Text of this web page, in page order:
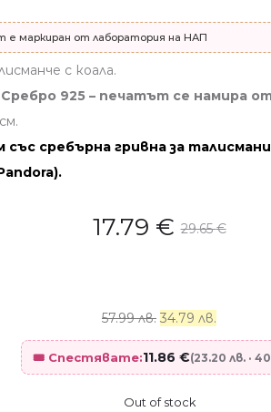
е маркиран от лаборатория на НАП
с коала.
925 – печатът се намира
сребърна гривна за
29.65€
17.79 €
57.99 лв. 34.79 лв.
🎟️ Спестявате:11.86 €(23.20 лв. ·
Out of stock